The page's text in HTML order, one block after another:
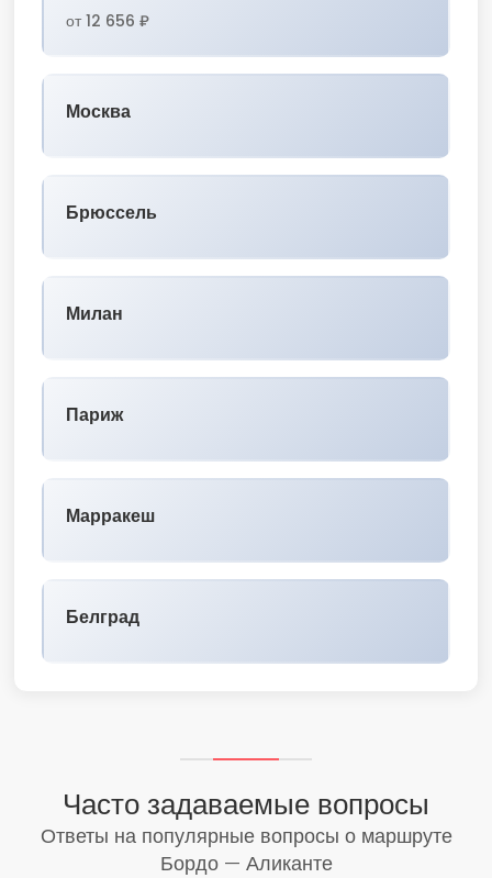
от 12 656 ₽
Москва
Брюссель
Милан
Париж
Марракеш
Белград
Часто задаваемые вопросы
Ответы на популярные вопросы о маршруте
Бордо — Аликанте